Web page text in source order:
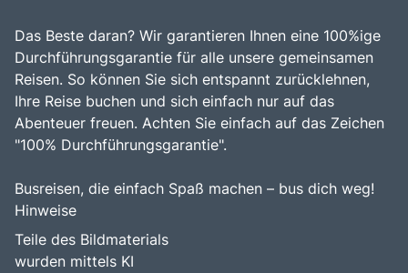
Das Beste daran? Wir garantieren Ihnen eine 100%ige
Durchführungsgarantie für alle unsere gemeinsamen
Reisen. So können Sie sich entspannt zurücklehnen,
Ihre Reise buchen und sich einfach nur auf das
Abenteuer freuen. Achten Sie einfach auf das Zeichen
"100% Durchführungsgarantie".
Busreisen, die einfach Spaß machen – bus dich weg!
Hinweise
Teile des Bildmaterials
wurden mittels KI